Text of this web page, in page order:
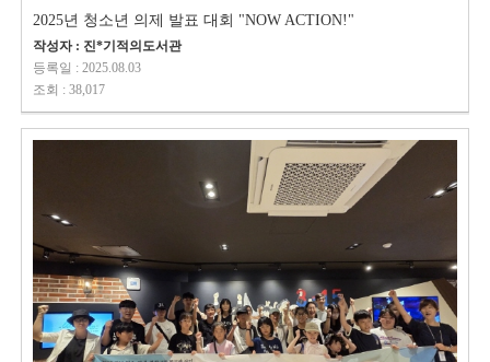
2025년 청소년 의제 발표 대회 "NOW ACTION!"
작성자 : 진*기적의도서관
등록일 : 2025.08.03
조회 : 38,017